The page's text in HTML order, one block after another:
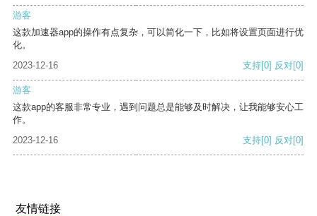
游客
这款加速器app的操作有点复杂，可以简化一下，比如将设置页面进行优
化。
2023-12-16
支持[0] 反对[0]
游客
这款app的客服非常专业，遇到问题总是能够及时解决，让我能够安心工
作。
2023-12-16
支持[0] 反对[0]
友情链接